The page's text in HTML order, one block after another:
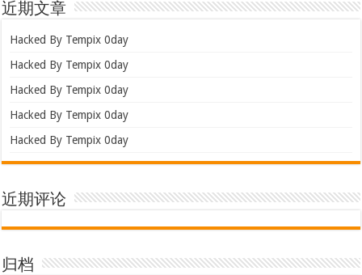
近期文章
Hacked By Tempix 0day
Hacked By Tempix 0day
Hacked By Tempix 0day
Hacked By Tempix 0day
Hacked By Tempix 0day
近期评论
归档